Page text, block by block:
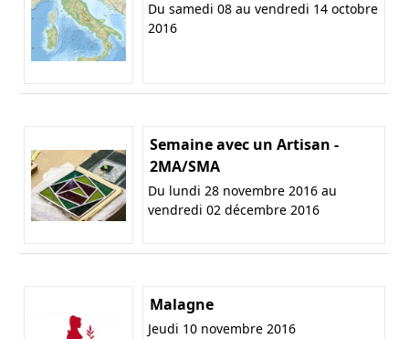
Du samedi 08 au vendredi 14 octobre
2016
Semaine avec un Artisan -
2MA/SMA
Du lundi 28 novembre 2016 au
vendredi 02 décembre 2016
Malagne
Jeudi 10 novembre 2016